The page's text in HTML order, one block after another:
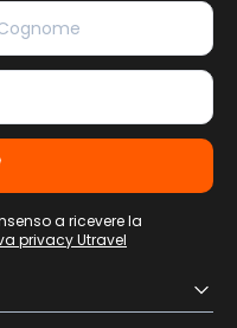
a ricevere la
privacy Utravel